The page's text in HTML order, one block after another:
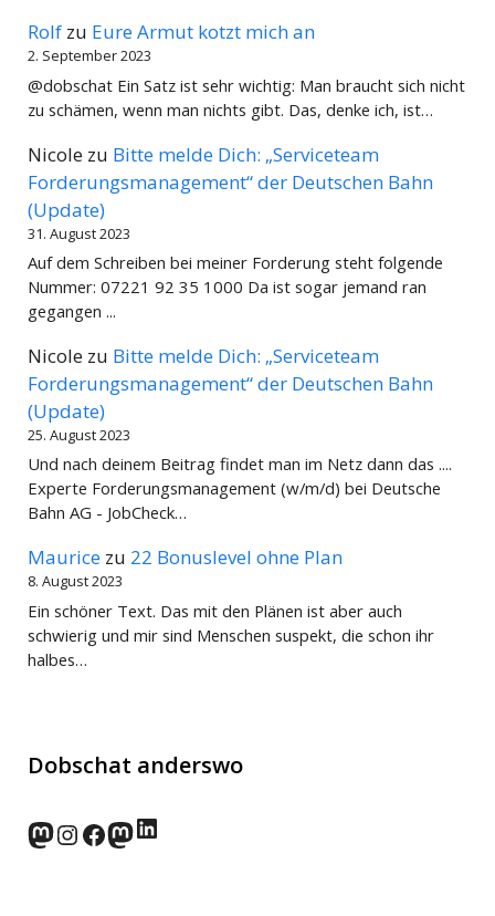
Rolf zu Eure Armut kotzt mich an
2. September 2023
@dobschat Ein Satz ist sehr wichtig: Man braucht sich nicht
zu schämen, wenn man nichts gibt. Das, denke ich, ist…
Nicole zu Bitte melde Dich: „Serviceteam
Forderungsmanagement“ der Deutschen Bahn
(Update)
31. August 2023
Auf dem Schreiben bei meiner Forderung steht folgende
Nummer: 07221 92 35 1000 Da ist sogar jemand ran
gegangen ...
Nicole zu Bitte melde Dich: „Serviceteam
Forderungsmanagement“ der Deutschen Bahn
(Update)
25. August 2023
Und nach deinem Beitrag findet man im Netz dann das ....
Experte Forderungsmanagement (w/m/d) bei Deutsche
Bahn AG - JobCheck…
Maurice zu 22 Bonuslevel ohne Plan
8. August 2023
Ein schöner Text. Das mit den Plänen ist aber auch
schwierig und mir sind Menschen suspekt, die schon ihr
halbes…
Dobschat anderswo
norden.social
Instagram
Facebook
wp-punks.social
LinkedIn